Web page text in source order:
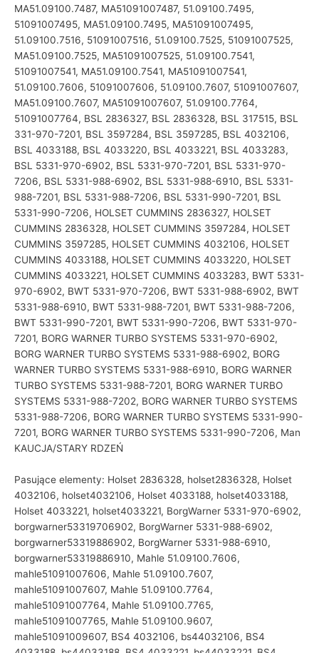
MA51.09100.7487, MA51091007487, 51.09100.7495,
51091007495, MA51.09100.7495, MA51091007495,
51.09100.7516, 51091007516, 51.09100.7525, 51091007525,
MA51.09100.7525, MA51091007525, 51.09100.7541,
51091007541, MA51.09100.7541, MA51091007541,
51.09100.7606, 51091007606, 51.09100.7607, 51091007607,
MA51.09100.7607, MA51091007607, 51.09100.7764,
51091007764, BSL 2836327, BSL 2836328, BSL 317515, BSL
331-970-7201, BSL 3597284, BSL 3597285, BSL 4032106,
BSL 4033188, BSL 4033220, BSL 4033221, BSL 4033283,
BSL 5331-970-6902, BSL 5331-970-7201, BSL 5331-970-
7206, BSL 5331-988-6902, BSL 5331-988-6910, BSL 5331-
988-7201, BSL 5331-988-7206, BSL 5331-990-7201, BSL
5331-990-7206, HOLSET CUMMINS 2836327, HOLSET
CUMMINS 2836328, HOLSET CUMMINS 3597284, HOLSET
CUMMINS 3597285, HOLSET CUMMINS 4032106, HOLSET
CUMMINS 4033188, HOLSET CUMMINS 4033220, HOLSET
CUMMINS 4033221, HOLSET CUMMINS 4033283, BWT 5331-
970-6902, BWT 5331-970-7206, BWT 5331-988-6902, BWT
5331-988-6910, BWT 5331-988-7201, BWT 5331-988-7206,
BWT 5331-990-7201, BWT 5331-990-7206, BWT 5331-970-
7201, BORG WARNER TURBO SYSTEMS 5331-970-6902,
BORG WARNER TURBO SYSTEMS 5331-988-6902, BORG
WARNER TURBO SYSTEMS 5331-988-6910, BORG WARNER
TURBO SYSTEMS 5331-988-7201, BORG WARNER TURBO
SYSTEMS 5331-988-7202, BORG WARNER TURBO SYSTEMS
5331-988-7206, BORG WARNER TURBO SYSTEMS 5331-990-
7201, BORG WARNER TURBO SYSTEMS 5331-990-7206, Man
KAUCJA/STARY RDZEŃ
Pasujące elementy: Holset 2836328, holset2836328, Holset
4032106, holset4032106, Holset 4033188, holset4033188,
Holset 4033221, holset4033221, BorgWarner 5331-970-6902,
borgwarner53319706902, BorgWarner 5331-988-6902,
borgwarner53319886902, BorgWarner 5331-988-6910,
borgwarner53319886910, Mahle 51.09100.7606,
mahle51091007606, Mahle 51.09100.7607,
mahle51091007607, Mahle 51.09100.7764,
mahle51091007764, Mahle 51.09100.7765,
mahle51091007765, Mahle 51.09100.9607,
mahle51091009607, BS4 4032106, bs44032106, BS4